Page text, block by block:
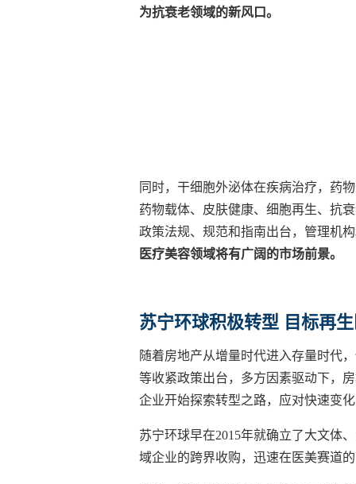
为抗衰老领域的新风口。
同时，干细胞外泌体在疾病治疗，药
药物载体、皮肤健康、细胞再生、抗
政策法规、规范和指南出台，管理机
医疗美容领域将有广阔的市场前景。
苏宁环球积极转型 目标再
随着房地产从增量时代进入存量时代
等收紧政策出台，多方因素驱动下，
企业开始探索转型之路，应对快速变化
苏宁环球早在2015年就确立了大文体
域企业的跨界收购，迅速在医美赛道